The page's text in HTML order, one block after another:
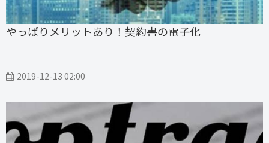
やっぱりメリットあり！契約書の電子化
2019-12-13 02:00